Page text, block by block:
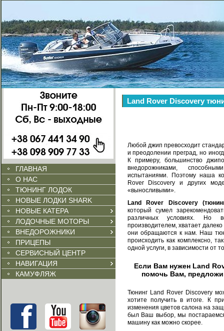
ГЛАВНАЯ
О НАС
ТЮНИНГ ЛОДОК
НОВЫЕ ЛОДКИ SHARK
НОВЫЕ КАТЕРА
ЛОДОЧНЫЕ МОТОРЫ
ВНЕДОРОЖНИКИ
ПРИЦЕПЫ
СЕРВИСНЫЙ ЦЕНТР
НАВИГАЦИЯ
КАМУФЛЯЖ
Land Rover Discovery
Любой джип превосходит
и преодолении преград, но
К примеру, большинство
внедорожниками,
испытаниями. Поэтому наша
Rover Discovery и других
«выносливыми».
Land Rover Discovery
который сумел
различных условиях. Но
производителем, хватает
они обращаются к нам. Наш
происходить как комплексно,
одной услуги, в зависимости от
Если Вам нужен Land
помочь Вам,
Тюнинг Land Rover Discovery
хотите получить в итоге. К
изменения цветов салона на
был Ваш выбор, мы
машину как можно скорее.